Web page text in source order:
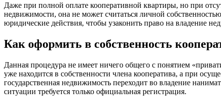
Даже при полной оплате кооперативной квартиры, но при
недвижимости, она не может считаться личной
юридические действия, чтобы узаконить право на владение
Как оформить в собственность
Данная процедура не имеет ничего общего с понятием
уже находится в собственности члена кооператива, а при
государственная недвижимость переходит во владение
ситуации требуется только официальная регистрация.